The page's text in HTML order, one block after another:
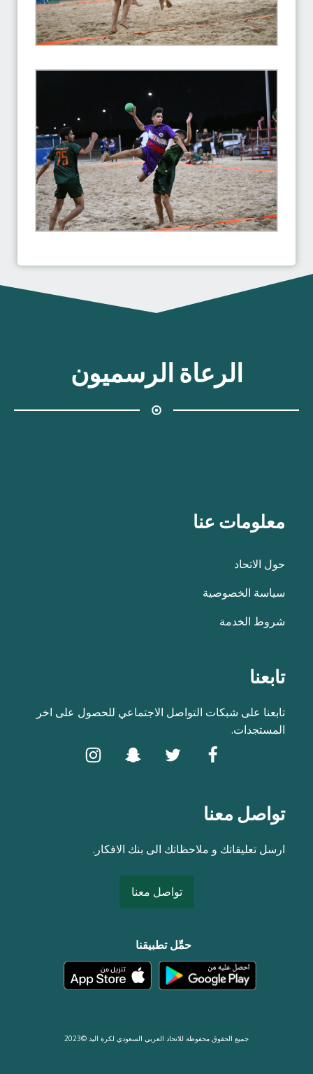
الرعاة الرسميون
معلومات عنا
حول الاتحاد
سياسة الخصوصية
شروط الخدمة
تابعنا
تابعنا على شبكات التواصل الاجتماعي للحصول على اخر
المستجدات.
تواصل معنا
ارسل تعليقاتك و ملاحظاتك الى بنك الافكار.
تواصل معنا
حمِّل تطبيقنا
جميع الحقوق محفوظة للاتحاد العربي السعودي لكرة اليد ©2023